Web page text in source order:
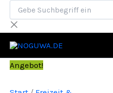
Inhalt
springen
Gebe
Suchbegriff
ein
Angebot!
HAMAX
Thundercap
|
M
|
|
52-
Menge